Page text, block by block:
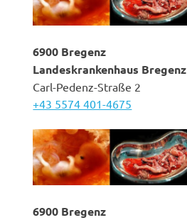
6900 Bregenz
Landeskrankenhaus Bregenz
Carl-Pedenz-Straße 2
+43 5574 401-4675
6900 Bregenz